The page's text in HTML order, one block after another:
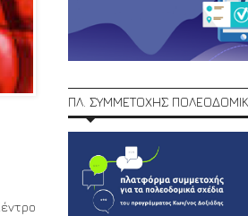
ΠΛ. ΣΥΜΜΕΤΟΧΗΣ